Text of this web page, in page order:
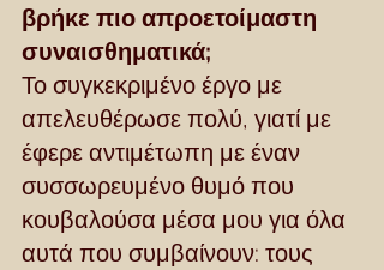
βρήκε πιο απροετοίμαστη
συναισθηματικά;
Το συγκεκριμένο έργο με
απελευθέρωσε πολύ, γιατί με
έφερε αντιμέτωπη με έναν
συσσωρευμένο θυμό που
κουβαλούσα μέσα μου για όλα
αυτά που συμβαίνουν: τους